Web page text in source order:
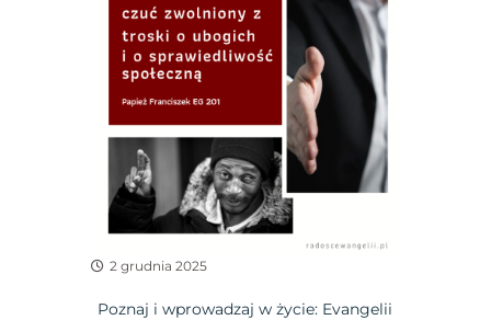
2 grudnia 2025
Poznaj i wprowadzaj w życie: Evangelii